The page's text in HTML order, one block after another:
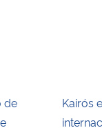
de
Kairós